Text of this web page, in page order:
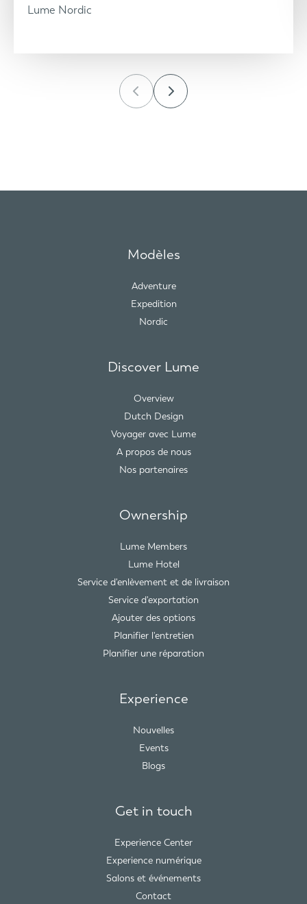
Lume Nordic
Modèles
Adventure
Expedition
Nordic
Discover Lume
Overview
Dutch Design
Voyager avec Lume
A propos de nous
Nos partenaires
Ownership
Lume Members
Lume Hotel
Service d'enlèvement et de livraison
Service d'exportation
Ajouter des options
Planifier l'entretien
Planifier une réparation
Experience
Nouvelles
Events
Blogs
Get in touch
Experience Center
Experience numérique
Salons et événements
Contact